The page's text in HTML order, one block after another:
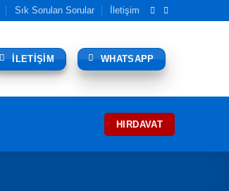
Sık Sorulan Sorular İletişim
İLETİŞİM WHATSAPP
HIRDAVAT